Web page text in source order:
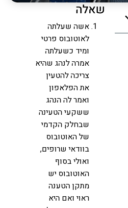
שאלה
אשה שעלתה
לאוטובוס פרטי
ומיד כשעלתה
אמרה לנהג שהיא
צריכה להטעין
את הפלאפון
ואמר לה הנהג
ששקעי הטעינה
שבחלק הקדמי
של האוטובוס
בוודאי שרופים,
ואולי בסוף
האוטובוס יש
מתקן הטענה
ראוי ואם היא